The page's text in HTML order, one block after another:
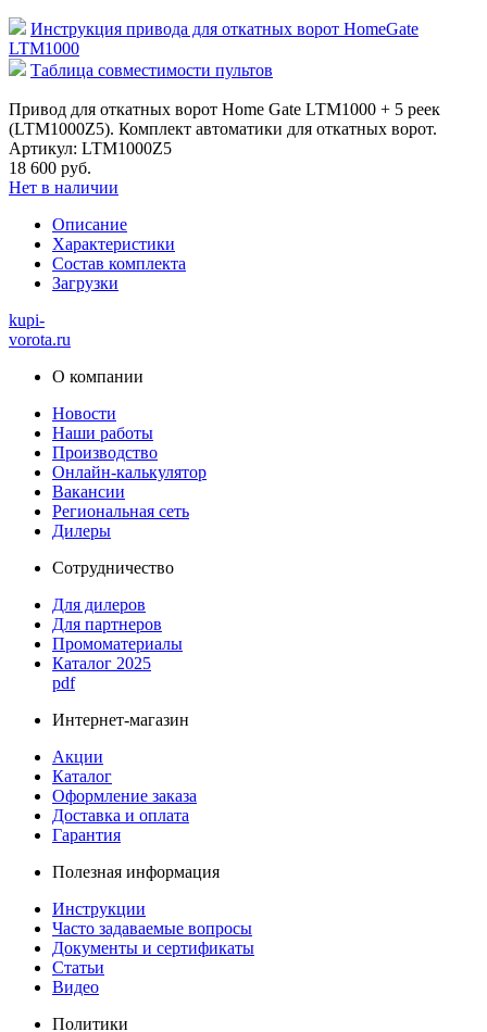
Инструкция привода для откатных ворот HomeGate
LTM1000
Таблица совместимости пультов
Привод для откатных ворот Home Gate LTM1000 + 5 реек
(LTM1000Z5). Комплект автоматики для откатных ворот.
Артикул: LTM1000Z5
18 600 руб.
Нет в наличии
Описание
Характеристики
Состав комплекта
Загрузки
kupi-
vorota.ru
О компании
Новости
Наши работы
Производство
Онлайн-калькулятор
Вакансии
Региональная сеть
Дилеры
Сотрудничество
Для дилеров
Для партнеров
Промоматериалы
Каталог 2025
pdf
Интернет-магазин
Акции
Каталог
Оформление заказа
Доставка и оплата
Гарантия
Полезная информация
Инструкции
Часто задаваемые вопросы
Документы и сертификаты
Статьи
Видео
Политики